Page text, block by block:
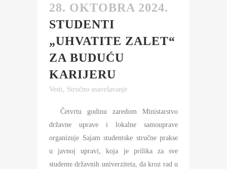
28. OKTOBRA 2024.
STUDENTI
„UHVATITE ZALET“
ZA BUDUĆU
KARIJERU
Vesti Stručno usavršavanje
Četvrtu godinu zaredom Ministarstvo
državne uprave i lokalne samouprave
organizuje Sajam studentske stručne prakse
u javnoj upravi, koja je prilika za sve
studente državnih univerziteta, da kroz rad u